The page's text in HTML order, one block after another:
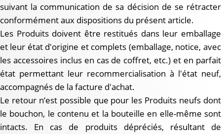
suivant la communication de sa décision de se rétracter
conformément aux dispositions du présent article.
Les Produits doivent être restitués dans leur emballage
et leur état d'origine et complets (emballage, notice, avec
les accessoires inclus en cas de coffret, etc.) et en parfait
état permettant leur recommercialisation à l'état neuf,
accompagnés de la facture d'achat.
Le retour n’est possible que pour les Produits neufs dont
le bouchon, le contenu et la bouteille en elle-même sont
intacts. En cas de produits dépréciés, résultant de